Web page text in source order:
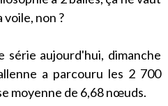
voile, non ?
aujourd'hui, dimanche
a parcouru les 2 700
moyenne de 6,68nœuds.